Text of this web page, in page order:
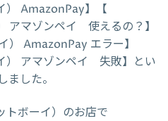
） AmazonPay】【
アマゾンペイ 使えるの？】
） AmazonPay エラー】
） アマゾンペイ 失敗】とい
ました。
トボーイ）のお店で